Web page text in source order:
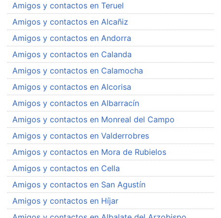
Amigos y contactos en Teruel
Amigos y contactos en Alcañiz
Amigos y contactos en Andorra
Amigos y contactos en Calanda
Amigos y contactos en Calamocha
Amigos y contactos en Alcorisa
Amigos y contactos en Albarracín
Amigos y contactos en Monreal del Campo
Amigos y contactos en Valderrobres
Amigos y contactos en Mora de Rubielos
Amigos y contactos en Cella
Amigos y contactos en San Agustín
Amigos y contactos en Híjar